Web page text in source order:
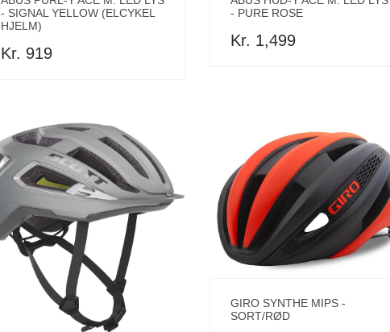
- SIGNAL YELLOW (ELCYKEL
HJELM)
Kr. 919
- PURE ROSE
Kr. 1,499
GIRO SYNTHE MIPS -
SORT/RØD